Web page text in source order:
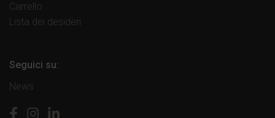
Carrello
Lista dei desideri
Seguici su:
News